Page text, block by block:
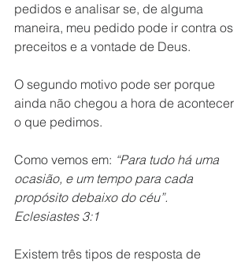
pedidos e analisar se, de alguma
maneira, meu pedido pode ir contra os
preceitos e a vontade de Deus.
O segundo motivo pode ser porque
ainda não chegou a hora de acontecer
o que pedimos.
Como vemos em: “Para tudo há uma
ocasião, e um tempo para cada
propósito debaixo do céu”.
Eclesiastes 3:1
Existem três tipos de resposta de